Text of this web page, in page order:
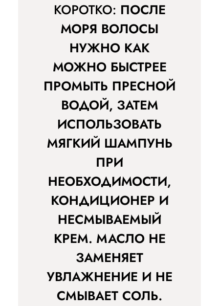
КОРОТКО: ПОСЛЕ
МОРЯ ВОЛОСЫ
НУЖНО КАК
МОЖНО БЫСТРЕЕ
ПРОМЫТЬ ПРЕСНОЙ
ВОДОЙ, ЗАТЕМ
ИСПОЛЬЗОВАТЬ
МЯГКИЙ ШАМПУНЬ
ПРИ
НЕОБХОДИМОСТИ,
КОНДИЦИОНЕР И
НЕСМЫВАЕМЫЙ
КРЕМ. МАСЛО НЕ
ЗАМЕНЯЕТ
УВЛАЖНЕНИЕ И НЕ
СМЫВАЕТ СОЛЬ.